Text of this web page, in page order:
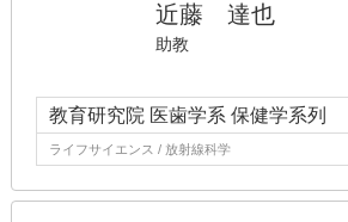
近藤 達也
助教
教育研究院 医歯学系 保健学系列
ライフサイエンス / 放射線科学